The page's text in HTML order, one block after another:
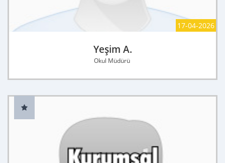
17-04-2026
Yeşim A.
Okul Müdürü